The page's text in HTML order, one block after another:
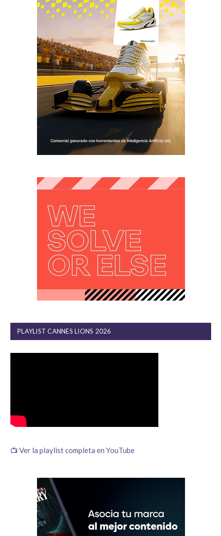
PLAYLIST CANNES LIONS 2026
📺 Ver la playlist completa en YouTube